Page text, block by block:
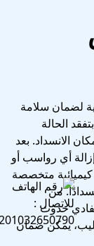
لضمان سلامة
الحالة
الانسداد. بعد
أي رواسب أو
متخصصة
من
حدوث
يمكن ضمان